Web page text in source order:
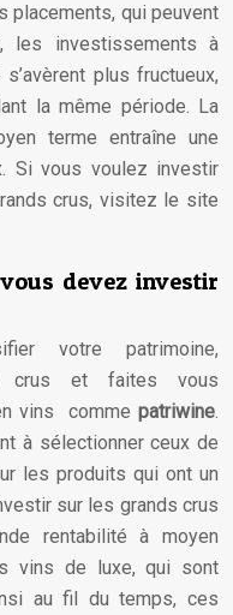
placements, qui peuvent
les investissements à
plus fructueux,
la même période. La
terme entraîne une
Si vous voulez investir
crus, visitez le site
devez investir
votre patrimoine,
crus et faites vous
vins comme patriwine.
à sélectionner ceux de
les produits qui ont un
sur les grands crus
rentabilité à moyen
vins de luxe, qui sont
au fil du temps, ces